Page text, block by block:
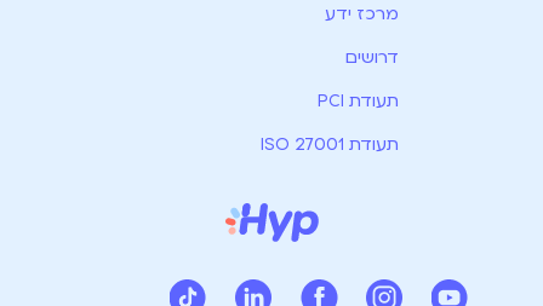
מרכז ידע
דרושים
תעודת PCI
תעודת ISO 27001